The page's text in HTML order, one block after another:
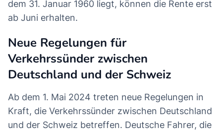
dem 31. Januar 1960 liegt, können die Rente erst
ab Juni erhalten.
Neue Regelungen für
Verkehrssünder zwischen
Deutschland und der Schweiz
Ab dem 1. Mai 2024 treten neue Regelungen in
Kraft, die Verkehrssünder zwischen Deutschland
und der Schweiz betreffen. Deutsche Fahrer, die